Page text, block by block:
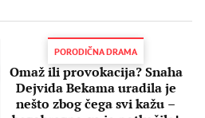
PORODIČNA DRAMA
Omaž ili provokacija? Snaha
Dejvida Bekama uradila je
nešto zbog čega svi kažu –